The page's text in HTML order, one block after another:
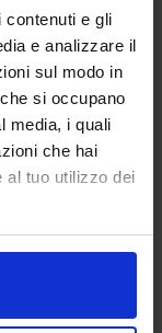
e gli
e analizzare il
sul modo in
si occupano
media, i quali
che hai
al tuo utilizzo dei
E POSTER
della prima gar